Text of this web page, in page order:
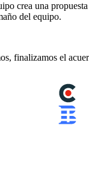
crea una
del equipo.
finalizamos el